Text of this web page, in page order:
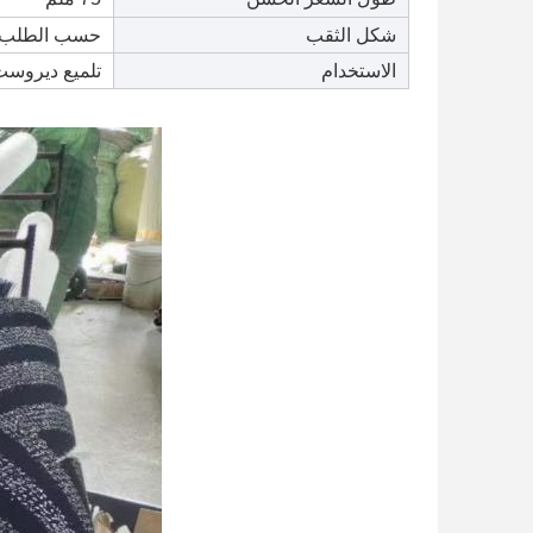
شكل الثقب
حسب
الاستخدام
تلميع